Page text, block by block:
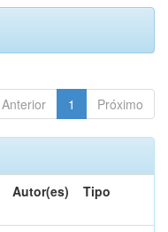
Anterior 1 Próximo
Autor(es) Tipo